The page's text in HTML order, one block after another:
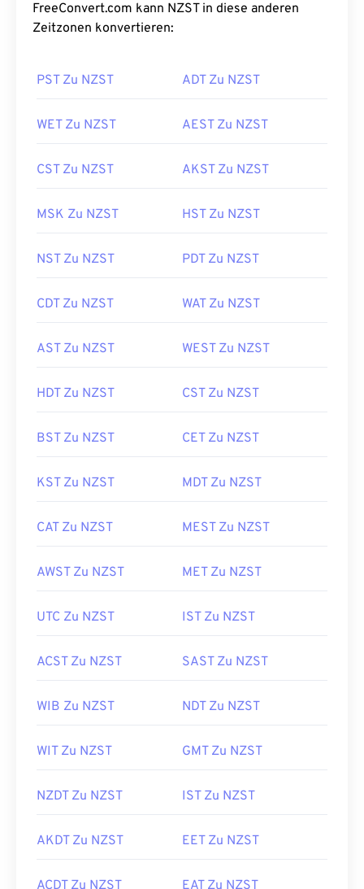
FreeConvert.com kann NZST in diese anderen
Zeitzonen konvertieren:
PST Zu NZST ADT Zu NZST
WET Zu NZST AEST Zu NZST
CST Zu NZST AKST Zu NZST
MSK Zu NZST HST Zu NZST
NST Zu NZST PDT Zu NZST
CDT Zu NZST WAT Zu NZST
AST Zu NZST WEST Zu NZST
HDT Zu NZST CST Zu NZST
BST Zu NZST CET Zu NZST
KST Zu NZST MDT Zu NZST
CAT Zu NZST MEST Zu NZST
AWST Zu NZST MET Zu NZST
UTC Zu NZST IST Zu NZST
ACST Zu NZST SAST Zu NZST
WIB Zu NZST NDT Zu NZST
WIT Zu NZST GMT Zu NZST
NZDT Zu NZST IST Zu NZST
AKDT Zu NZST EET Zu NZST
ACDT Zu NZST EAT Zu NZST